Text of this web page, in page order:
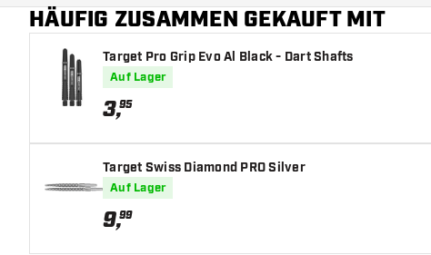
HÄUFIG ZUSAMMEN GEKAUFT MIT
Target Pro Grip Evo Al Black - Dart Shafts
Auf Lager
3,95
Target Swiss Diamond PRO Silver
Auf Lager
9,99